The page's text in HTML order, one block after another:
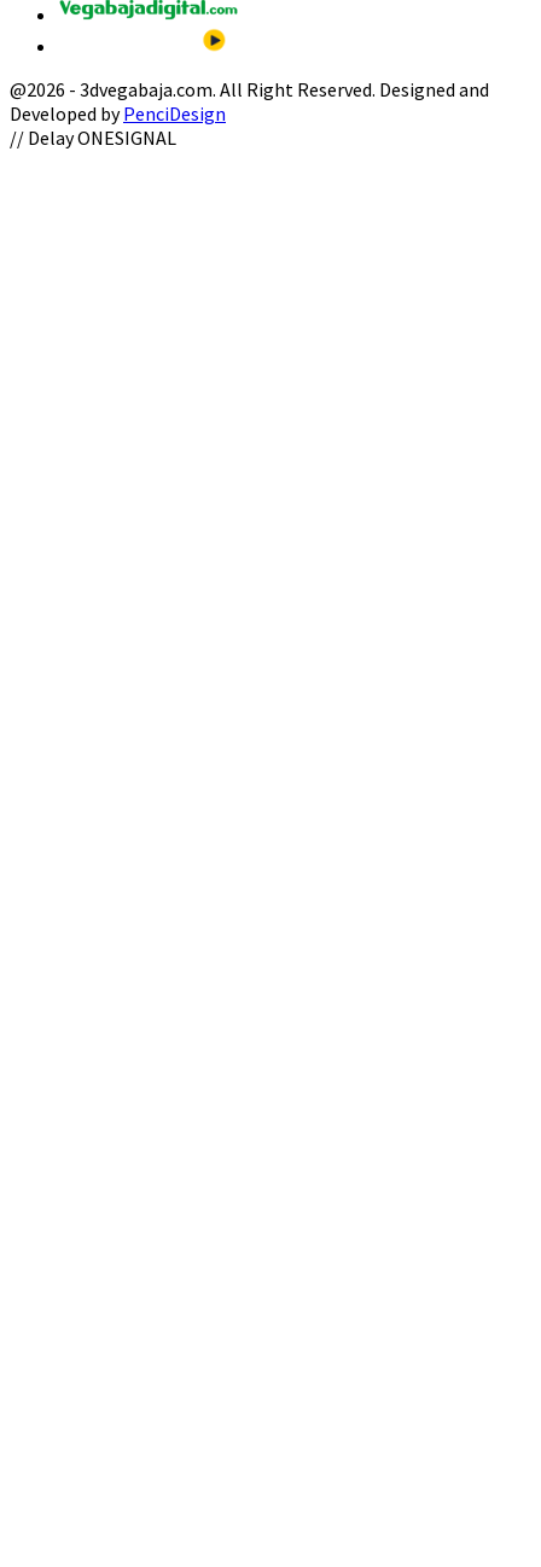
@2026 - 3dvegabaja.com. All Right Reserved. Designed and
Developed byPenciDesign
Facebook
Twitter
Instagram
Youtube
Email
// Delay ONESIGNAL